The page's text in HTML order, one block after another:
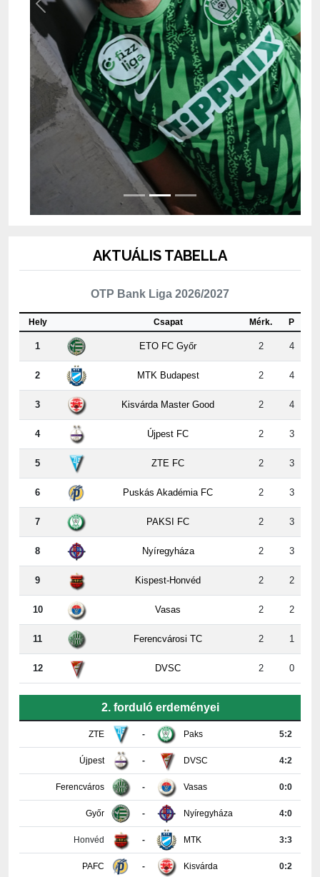
Previous Next
AKTUÁLIS TABELLA
OTP Bank Liga 2026/2027
Hely Csapat Mérk. P
1 ETO FC Győr 2 4
2 MTK Budapest 2 4
3 Kisvárda Master Good 2 4
4 Újpest FC 2 3
5 ZTE FC 2 3
6 Puskás Akadémia FC 2 3
7 PAKSI FC 2 3
8 Nyíregyháza 2 3
9 Kispest-Honvéd 2 2
10 Vasas 2 2
11 Ferencvárosi TC 2 1
12 DVSC 2 0
2. forduló erdeményei
ZTE - Paks 5:2
Újpest - DVSC 4:2
Ferencváros - Vasas 0:0
Győr - Nyíregyháza 4:0
Honvéd - MTK 3:3
PAFC - Kisvárda 0:2